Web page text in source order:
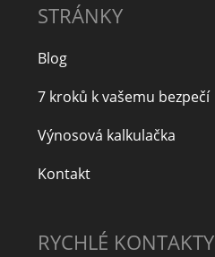
STRÁNKY
Blog
7 kroků k vašemu bezpečí
Výnosová kalkulačka
Kontakt
RYCHLÉ KONTAKTY